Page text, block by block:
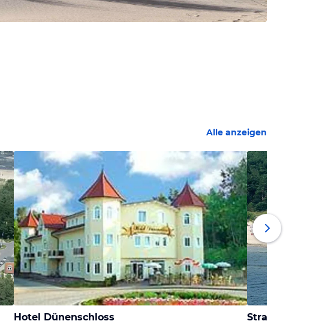
Alle anzeigen
Hotel Dünenschloss Strandhotel